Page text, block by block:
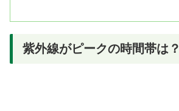
紫外線がピークの時間帯は？